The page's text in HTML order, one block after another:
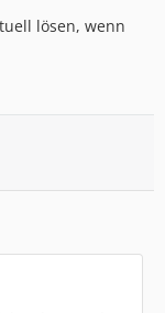
lösen, wenn